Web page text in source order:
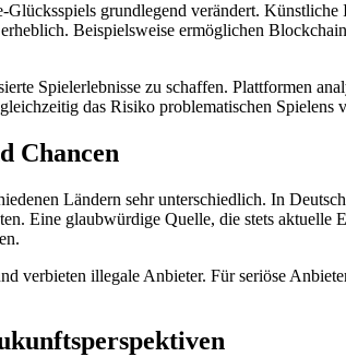
grundlegend verändert.
Beispielsweise ermöglichen
Spielerlebnisse zu schaffen. Plattformen
das Risiko problematischen Spielens
Chancen
Ländern sehr unterschiedlich. In
Eine glaubwürdige Quelle, die stets
verbieten illegale Anbieter. Für seriöse